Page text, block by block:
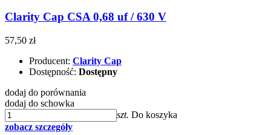
Clarity Cap CSA 0,68 uf / 630 V
57,50 zł
Producent: Clarity Cap
Dostępność: Dostępny
dodaj do porównania
dodaj do schowka
szt. Do koszyka
zobacz szczegóły